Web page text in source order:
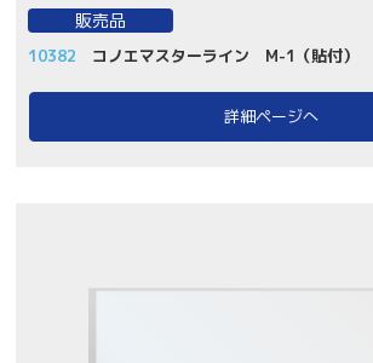
販売品
10382 コノエマスターライン M-1（貼付）
詳細ページへ